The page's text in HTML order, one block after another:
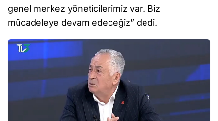
genel merkez yöneticilerimiz var. Biz
mücadeleye devam edeceğiz” dedi.